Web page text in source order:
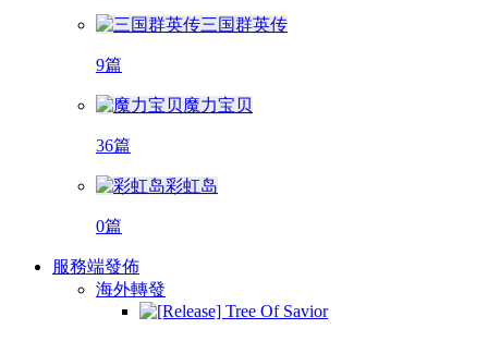
三国群英传
9篇
魔力宝贝
36篇
彩虹岛
0篇
服務端發佈
海外轉發